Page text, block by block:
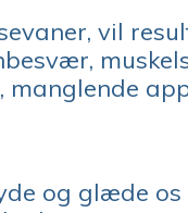
vil
og glæde